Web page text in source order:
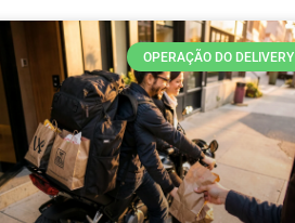
OPERAÇÃO DO DELIVERY